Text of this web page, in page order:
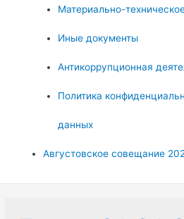
Материально-
Иные документы
Антикоррупционная
Политика
данных
Августовское совещание